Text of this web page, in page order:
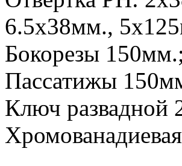
6.5х38мм.,
Бокорезы 150мм.;
Пассатижы
Ключ развадной